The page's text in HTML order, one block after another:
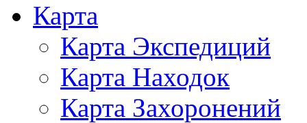
Карта
Карта Экспедиций
Карта Находок
Карта Захоронений